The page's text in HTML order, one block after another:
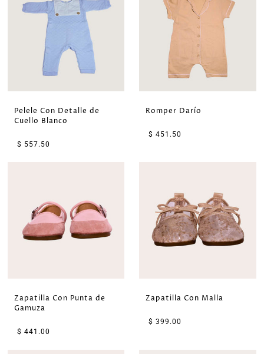
Pelele Con Detalle de
Cuello Blanco
$ 557.50
Romper Darío
$ 451.50
Zapatilla Con Punta de
Gamuza
$ 441.00
Zapatilla Con Malla
$ 399.00